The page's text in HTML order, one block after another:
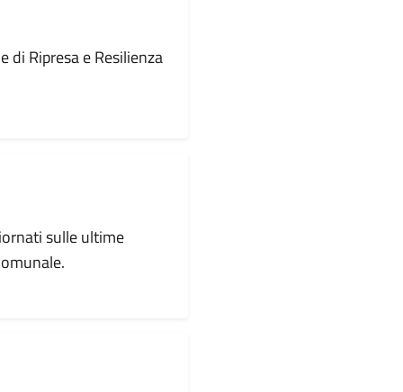
Ripresa e Resilienza
sulle ultime